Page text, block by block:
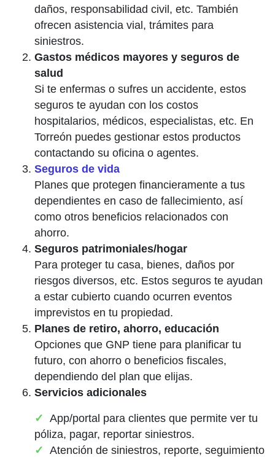
daños, responsabilidad civil, etc. También
ofrecen asistencia vial, trámites para
siniestros.
Gastos médicos mayores y seguros de
salud
Si te enfermas o sufres un accidente, estos
seguros te ayudan con los costos
hospitalarios, médicos, especialistas, etc. En
Torreón puedes gestionar estos productos
contactando su oficina o agentes.
Seguros de vida
Planes que protegen financieramente a tus
dependientes en caso de fallecimiento, así
como otros beneficios relacionados con
ahorro.
Seguros patrimoniales/hogar
Para proteger tu casa, bienes, daños por
riesgos diversos, etc. Estos seguros te ayudan
a estar cubierto cuando ocurren eventos
imprevistos en tu propiedad.
Planes de retiro, ahorro, educación
Opciones que GNP tiene para planificar tu
futuro, con ahorro o beneficios fiscales,
dependiendo del plan que elijas.
Servicios adicionales
App/portal para clientes que permite ver tu
póliza, pagar, reportar siniestros.
Atención de siniestros, reporte, seguimiento